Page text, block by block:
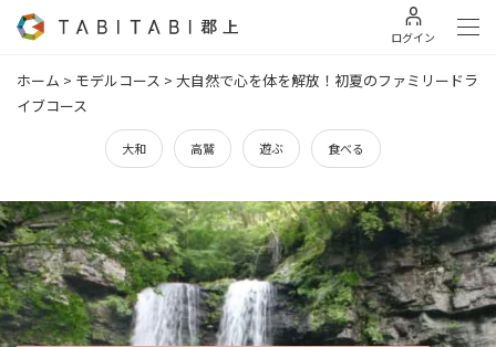
ログイン
ホーム > モデルコース > 大自然で心を体を解放！初夏のファミリードラ
イブコース
大和 高鷲 遊ぶ 食べる